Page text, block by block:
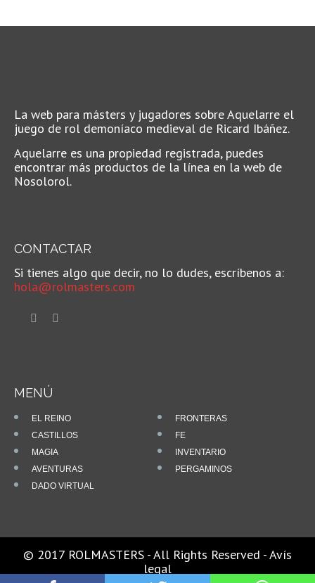
La web para másters y jugadores sobre Aquelarre el
juego de rol demoníaco medieval de Ricard Ibáñez.
Aquelarre es una propiedad registrada, puedes
encontrar más productos de la línea en la web de
Nosolorol.
CONTACTAR
Si tienes algo que decir, no lo dudes, escríbenos a:
hola@rolmasters.com
MENÚ
EL REINO
FRONTERAS
CASTILLOS
FE
MAGIA
INVENTARIO
AVENTURAS
PERGAMINOS
DADO VIRTUAL
© 2017 ROLMASTERS - All Rights Reserved -Avís
legal